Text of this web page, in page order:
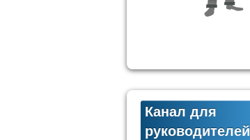
Канал для
руководителей